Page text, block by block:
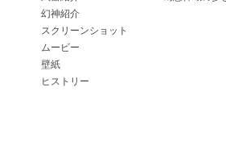
幻神紹介
スクリーンショット
ムービー
壁紙
ヒストリー